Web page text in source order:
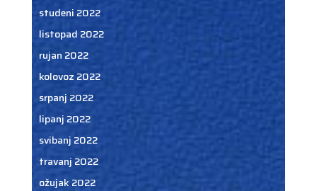
studeni 2022
listopad 2022
rujan 2022
kolovoz 2022
srpanj 2022
lipanj 2022
svibanj 2022
travanj 2022
ožujak 2022